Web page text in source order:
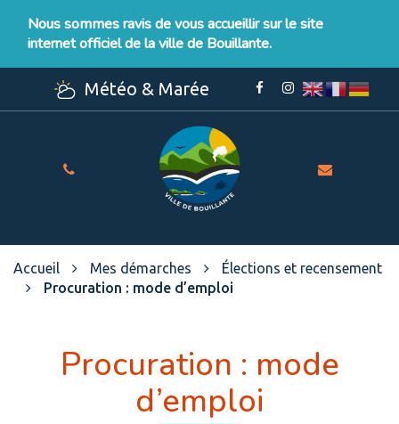
Nous sommes ravis de vous accueillir sur le site
internet officiel de la ville de Bouillante.
Météo & Marée
Lien
Facebook
Lien
Instagram
Site
officiel
de
Ville
de
Bouillante
Accueil Mes démarches
Élections et recensement
Procuration : mode d’emploi
Procuration : mode
d’emploi